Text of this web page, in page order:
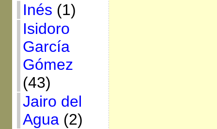
Inés (1)
Isidoro
García
Gómez
(43)
Jairo del
Agua(2)